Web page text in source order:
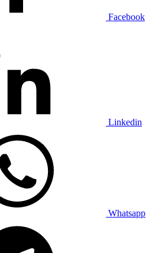
Facebook
Linkedin
Whatsapp